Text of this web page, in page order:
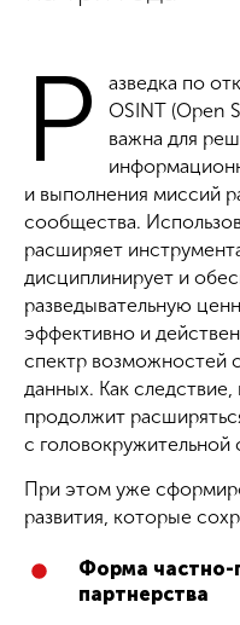
Р
азведка по
OSINT (Open
важна для
и выполнения миссий
сообщества.
расширяет
дисциплинирует и
разведывательную
эффективно и
спектр возможностей
данных. Как
продолжит
с головокружительной
При этом уже
развития, которые
Форма частно-
партнерства